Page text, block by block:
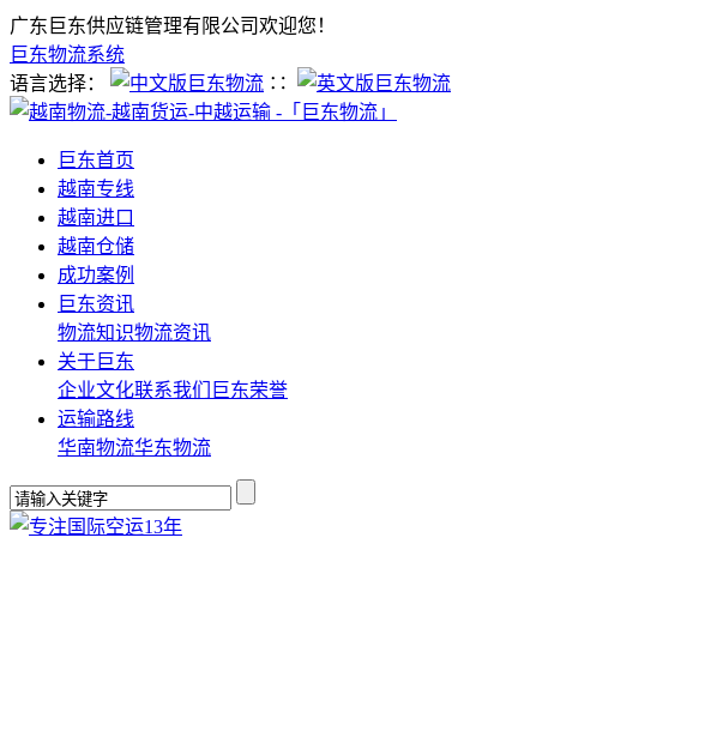
广东巨东供应链管理有限公司欢迎您！
巨东物流系统
语言选择：
∷
巨东首页
越南专线
越南进口
越南仓储
成功案例
巨东资讯
物流知识物流资讯
关于巨东
企业文化联系我们 巨东荣誉
运输路线
华南物流华东物流